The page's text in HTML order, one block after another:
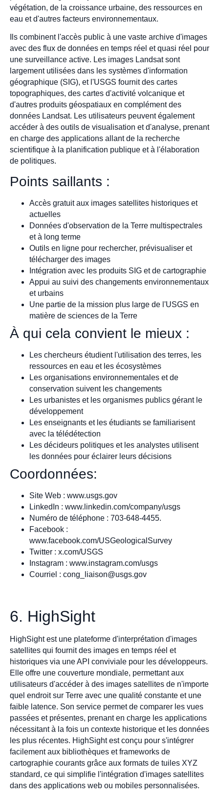
végétation, de la croissance urbaine, des ressources en
eau et d'autres facteurs environnementaux.
Ils combinent l'accès public à une vaste archive d'images
avec des flux de données en temps réel et quasi réel pour
une surveillance active. Les images Landsat sont
largement utilisées dans les systèmes d'information
géographique (SIG), et l'USGS fournit des cartes
topographiques, des cartes d'activité volcanique et
d'autres produits géospatiaux en complément des
données Landsat. Les utilisateurs peuvent également
accéder à des outils de visualisation et d'analyse, prenant
en charge des applications allant de la recherche
scientifique à la planification publique et à l'élaboration
de politiques.
Points saillants :
Accès gratuit aux images satellites historiques et
actuelles
Données d'observation de la Terre multispectrales
et à long terme
Outils en ligne pour rechercher, prévisualiser et
télécharger des images
Intégration avec les produits SIG et de cartographie
Appui au suivi des changements environnementaux
et urbains
Une partie de la mission plus large de l'USGS en
matière de sciences de la Terre
À qui cela convient le mieux :
Les chercheurs étudient l'utilisation des terres, les
ressources en eau et les écosystèmes
Les organisations environnementales et de
conservation suivent les changements
Les urbanistes et les organismes publics gérant le
développement
Les enseignants et les étudiants se familiarisent
avec la télédétection
Les décideurs politiques et les analystes utilisent
les données pour éclairer leurs décisions
Coordonnées:
Site Web : www.usgs.gov
LinkedIn : www.linkedin.com/company/usgs
Numéro de téléphone : 703-648-4455.
Facebook :
www.facebook.com/USGeologicalSurvey
Twitter : x.com/USGS
Instagram : www.instagram.com/usgs
Courriel : cong_liaison@usgs.gov
6. HighSight
HighSight est une plateforme d'interprétation d'images
satellites qui fournit des images en temps réel et
historiques via une API conviviale pour les développeurs.
Elle offre une couverture mondiale, permettant aux
utilisateurs d'accéder à des images satellites de n'importe
quel endroit sur Terre avec une qualité constante et une
faible latence. Son service permet de comparer les vues
passées et présentes, prenant en charge les applications
nécessitant à la fois un contexte historique et les données
les plus récentes. HighSight est conçu pour s'intégrer
facilement aux bibliothèques et frameworks de
cartographie courants grâce aux formats de tuiles XYZ
standard, ce qui simplifie l'intégration d'images satellites
dans des applications web ou mobiles personnalisées.